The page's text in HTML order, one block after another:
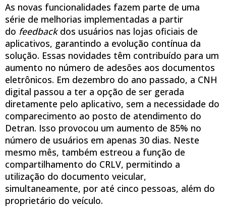
As novas funcionalidades fazem parte de uma
série de melhorias implementadas a partir
do feedbackdos usuários nas lojas oficiais de
aplicativos, garantindo a evolução contínua da
solução. Essas novidades têm contribuído para um
aumento no número de adesões aos documentos
eletrônicos. Em dezembro do ano passado, a CNH
digital passou a ter a opção de ser gerada
diretamente pelo aplicativo, sem a necessidade do
comparecimento ao posto de atendimento do
Detran. Isso provocou um aumento de 85% no
número de usuários em apenas 30 dias. Neste
mesmo mês, também estreou a função de
compartilhamento do CRLV, permitindo a
utilização do documento veicular,
simultaneamente, por até cinco pessoas, além do
proprietário do veículo.